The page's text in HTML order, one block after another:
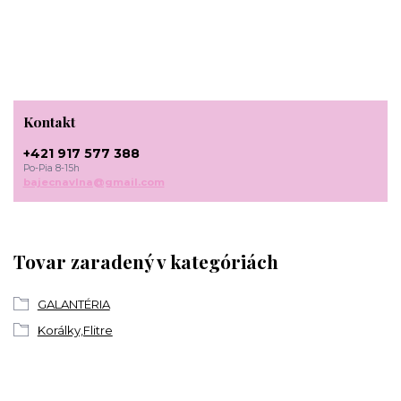
Tovar zaradený v kategóriách
GALANTÉRIA
Korálky,Flitre
Kontakt
+421 917 577 388
Po-Pia 8-15h
bajecnavlna@gmail.com